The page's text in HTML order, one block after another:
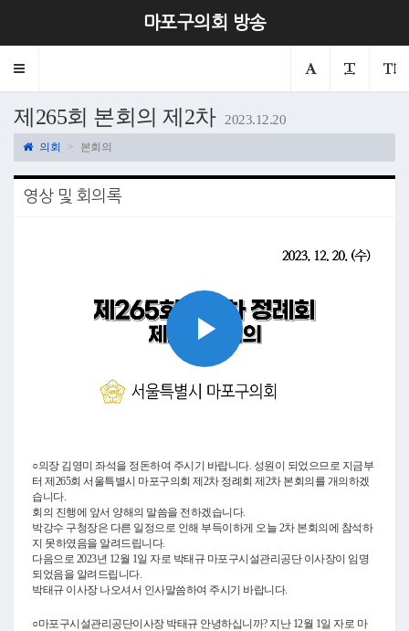
마포구의회 방송
Toggle
제265회 본회의 제2차 2023.12.20
의회 본회의
영상 및 회의록
Play
○의장 김영미 좌석을 정돈하여 주시기 바랍니다. 성원이 되었으므로 지금부
터 제265회 서울특별시 마포구의회 제2차 정례회 제2차 본회의를 개의하겠
습니다.
회의 진행에 앞서 양해의 말씀을 전하겠습니다.
박강수 구청장은 다른 일정으로 인해 부득이하게 오늘 2차 본회의에 참석하
지 못하였음을 알려드립니다.
다음으로 2023년 12월 1일 자로 박태규 마포구시설관리공단 이사장이 임명
되었음을 알려드립니다.
박태규 이사장 나오셔서 인사말씀하여 주시기 바랍니다.
○마포구시설관리공단이사장 박태규 안녕하십니까? 지난 12월 1일 자로 마